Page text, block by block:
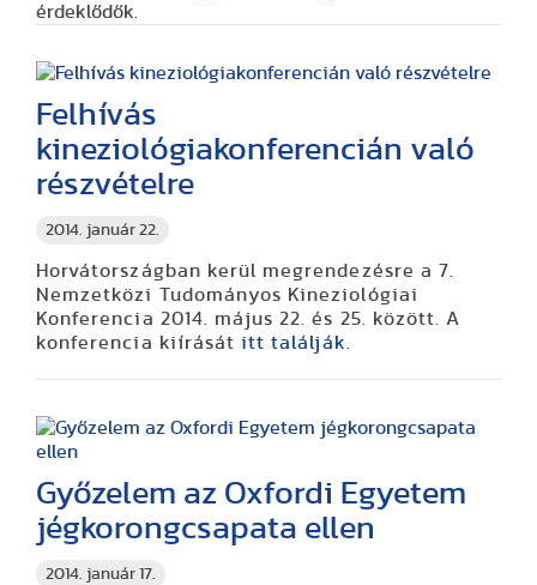
érdeklődők.
2014. január 22.
Felhívás
kineziológiakonferencián való
részvételre
Horvátországban kerül megrendezésre a 7.
Nemzetközi Tudományos Kineziológiai
Konferencia 2014. május 22. és 25. között. A
konferencia kiírásátitt találják.
2014. január 17.
Győzelem az Oxfordi Egyetem
jégkorongcsapata ellen